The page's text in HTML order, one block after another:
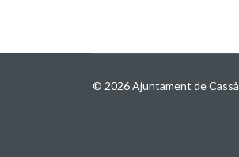
© 2026 Ajuntament de